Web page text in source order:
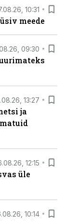
10:31
meede
09:30
13:27
ja
12:15
üle
10:14